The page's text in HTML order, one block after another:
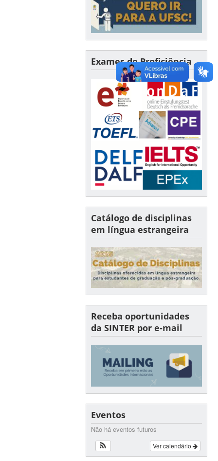
Exames de Proficiência
Catálogo de disciplinas
em língua estrangeira
Receba oportunidades
da SINTER por e-mail
Eventos
Não há eventos futuros
Ver calendário